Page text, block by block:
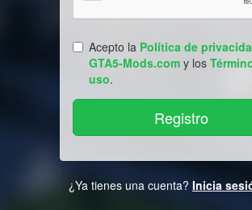
Acepto la Política de
GTA5-Mods.com y los
uso.
¿Ya tienes una cuenta? Inicia